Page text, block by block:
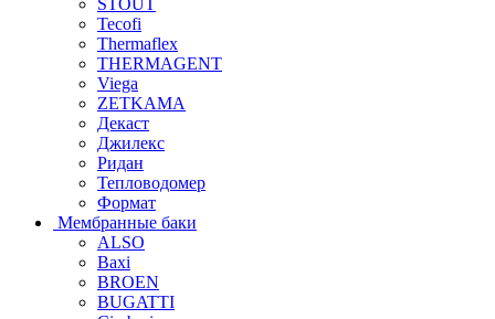
Tecofi
Thermaflex
THERMAGENT
Viega
ZETKAMA
Декаст
Джилекс
Ридан
Тепловодомер
Формат
Мембранные баки
ALSO
Baxi
BROEN
BUGATTI